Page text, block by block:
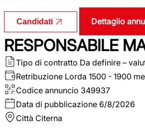
Candidati Dettaglio
RESPONSABILE
Tipo di contratto Da definire –
Retribuzione Lorda 1500 - 1900
Codice annuncio 349937
Data di pubblicazione 6/8/2026
Città Citerna